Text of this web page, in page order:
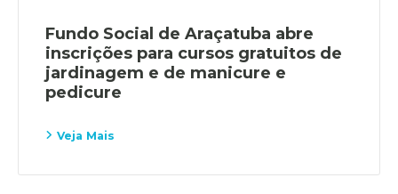
Fundo Social de Araçatuba abre
inscrições para cursos gratuitos de
jardinagem e de manicure e
pedicure
Veja Mais